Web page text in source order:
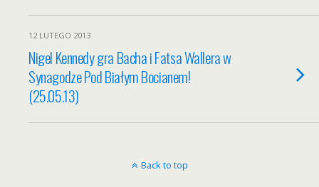
12 LUTEGO 2013
Nigel Kennedy gra Bacha i Fatsa Wallera w
Synagodze Pod Białym Bocianem!
(25.05.13)
Back to top